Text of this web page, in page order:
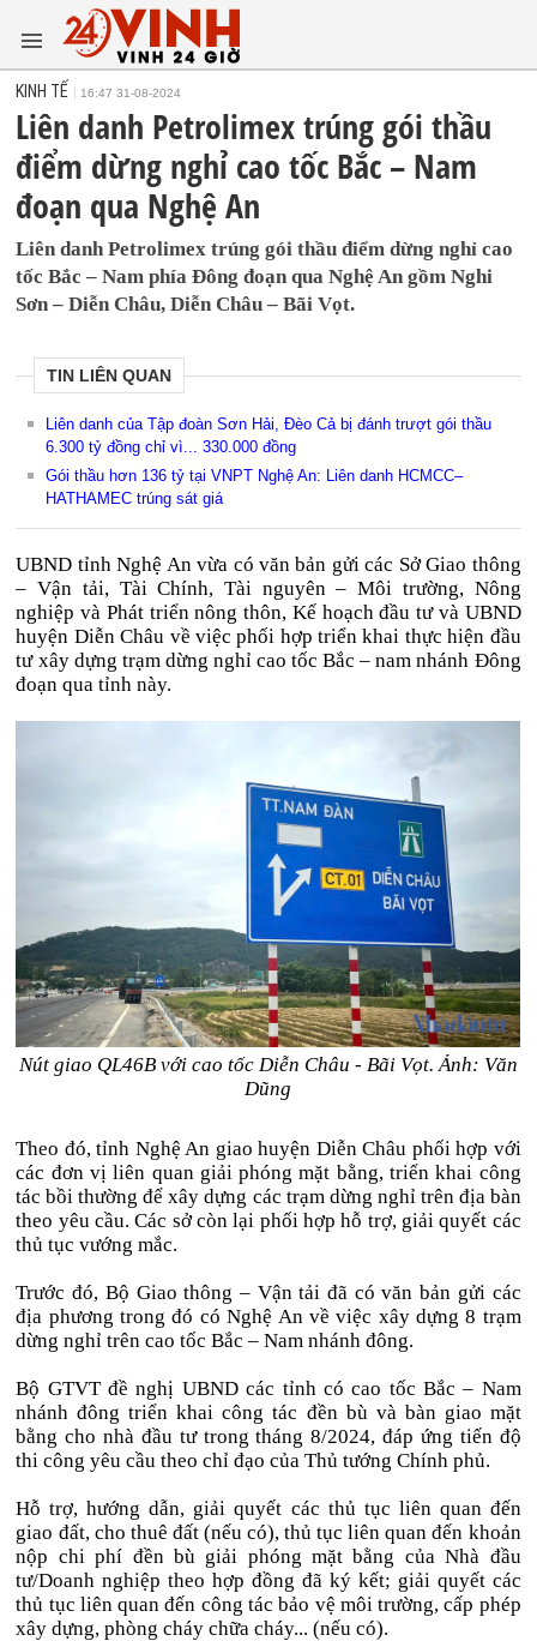
KINH TẾ 16:47 31-08-2024
Liên danh Petrolimex trúng gói thầu
điểm dừng nghỉ cao tốc Bắc – Nam
đoạn qua Nghệ An
Liên danh Petrolimex trúng gói thầu điểm dừng nghỉ cao
tốc Bắc – Nam phía Đông đoạn qua Nghệ An gồm Nghi
Sơn – Diễn Châu, Diễn Châu – Bãi Vọt.
TIN LIÊN QUAN
Liên danh của Tập đoàn Sơn Hải, Đèo Cả bị đánh trượt gói thầu
6.300 tỷ đồng chỉ vì... 330.000 đồng
Gói thầu hơn 136 tỷ tại VNPT Nghệ An: Liên danh HCMCC–
HATHAMEC trúng sát giá
UBND tỉnh Nghệ An vừa có văn bản gửi các Sở Giao thông
– Vận tải, Tài Chính, Tài nguyên – Môi trường, Nông
nghiệp và Phát triển nông thôn, Kế hoạch đầu tư và UBND
huyện Diễn Châu về việc phối hợp triển khai thực hiện đầu
tư xây dựng trạm dừng nghỉ cao tốc Bắc – nam nhánh Đông
đoạn qua tỉnh này.
Nút giao QL46B với cao tốc Diễn Châu - Bãi Vọt. Ảnh: Văn
Dũng
Theo đó, tỉnh Nghệ An giao huyện Diễn Châu phối hợp với
các đơn vị liên quan giải phóng mặt bằng, triển khai công
tác bồi thường để xây dựng các trạm dừng nghỉ trên địa bàn
theo yêu cầu. Các sở còn lại phối hợp hỗ trợ, giải quyết các
thủ tục vướng mắc.
Trước đó, Bộ Giao thông – Vận tải đã có văn bản gửi các
địa phương trong đó có Nghệ An về việc xây dựng 8 trạm
dừng nghỉ trên cao tốc Bắc – Nam nhánh đông.
Bộ GTVT đề nghị UBND các tỉnh có cao tốc Bắc – Nam
nhánh đông triển khai công tác đền bù và bàn giao mặt
bằng cho nhà đầu tư trong tháng 8/2024, đáp ứng tiến độ
thi công yêu cầu theo chỉ đạo của Thủ tướng Chính phủ.
Hỗ trợ, hướng dẫn, giải quyết các thủ tục liên quan đến
giao đất, cho thuê đất (nếu có), thủ tục liên quan đến khoản
nộp chi phí đền bù giải phóng mặt bằng của Nhà đầu
tư/Doanh nghiệp theo hợp đồng đã ký kết; giải quyết các
thủ tục liên quan đến công tác bảo vệ môi trường, cấp phép
xây dựng, phòng cháy chữa cháy... (nếu có).